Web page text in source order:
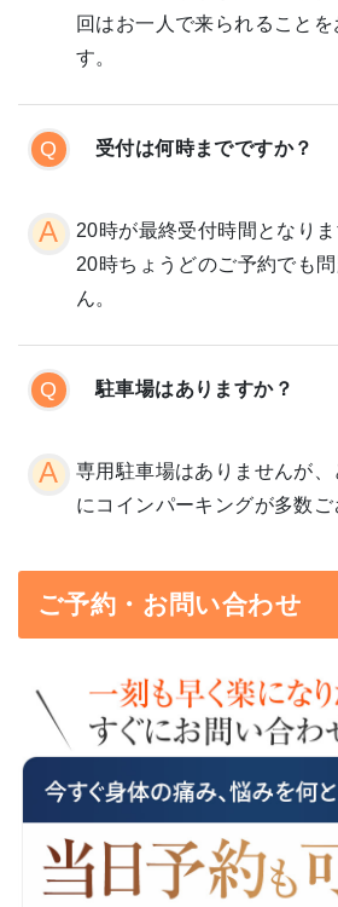
回はお一人で来られることを
す。
受付は何時までですか？
20時が最終受付時間となりま
20時ちょうどのご予約でも
ん。
駐車場はありますか？
専用駐車場はありませんが
にコインパーキングが多数ご
ご予約・お問い合わせ